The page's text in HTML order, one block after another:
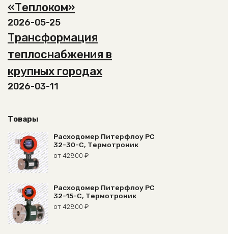
«Теплоком»
2026-05-25
Трансформация
теплоснабжения в
крупных городах
2026-03-11
Товары
Расходомер Питерфлоу РС
32-30-С, Термотроник
от 42800 ₽
Расходомер Питерфлоу РС
32-15-С, Термотроник
от 42800 ₽